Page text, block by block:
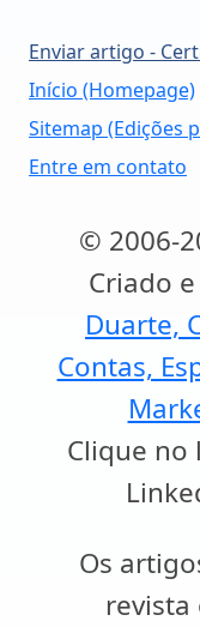
Enviar artigo -
Início (Homepage)
Sitemap (Edições
Entre em contato
© 2006-
Criado
Duarte,
Contas,
Clique no
Os
revista